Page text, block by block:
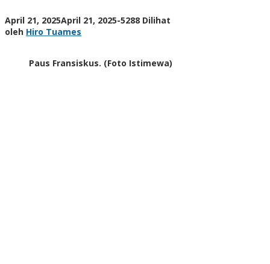
April 21, 2025April 21, 2025oleh
-5288 Dilihat
oleh Hiro Tuames
Paus Fransiskus. (Foto Istimewa)